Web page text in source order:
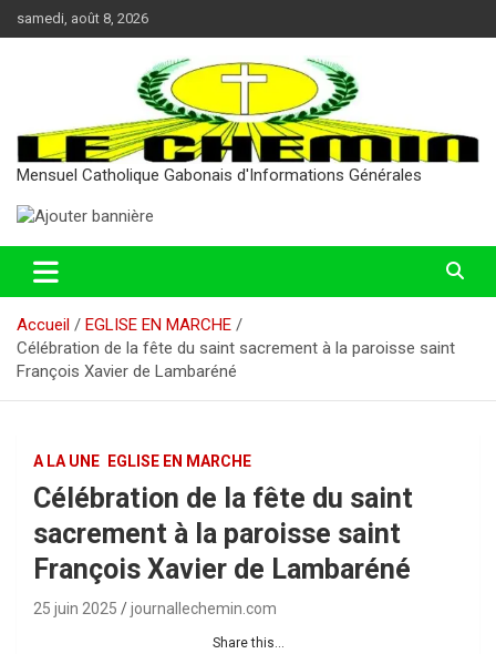
au
samedi, août 8, 2026
Mensuel Catholique Gabonais d'Informations Générales
Accueil
EGLISE EN MARCHE
Célébration de la fête du saint sacrement à la paroisse saint
François Xavier de Lambaréné
A LA UNE EGLISE EN MARCHE
Célébration de la fête du saint
sacrement à la paroisse saint
François Xavier de Lambaréné
25 juin 2025 journallechemin.com
Share this...